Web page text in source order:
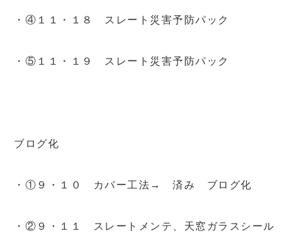
・④１１・１８ スレート災害予防パック
・⑤１１・１９ スレート災害予防パック
ブログ化
・①９・１０ カバー工法→ 済み ブログ化
・②９・１１ スレートメンテ、天窓ガラスシール